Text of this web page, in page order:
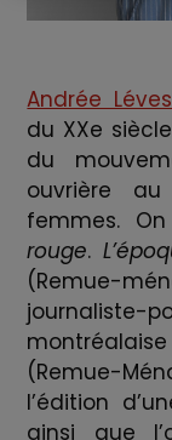
Andrée
du XXe
du
ouvrière
femmes.
rouge.
(Remue-
journaliste-
montréalaise
(Remue-
l’édition
ainsi que